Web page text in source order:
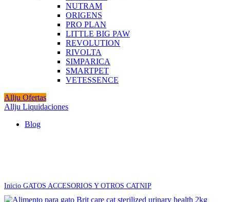
NUTRAM
ORIGENS
PRO PLAN
LITTLE BIG PAW
REVOLUTION
RIVOLTA
SIMPARICA
SMARTPET
VETESSENCE
Allju Ofertas
Allju Liquidaciones
Blog
Inicio GATOS ACCESORIOS Y OTROS CATNIP